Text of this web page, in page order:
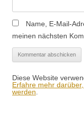
Name, E-Mail-
meinen nächsten
Diese Website
Erfahre mehr
werden